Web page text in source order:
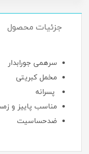
جزئیات محصول
سرهمی جورابدار
مخمل کبریتی
پسرانه
مناسب پاییز و
ضدحساسیت